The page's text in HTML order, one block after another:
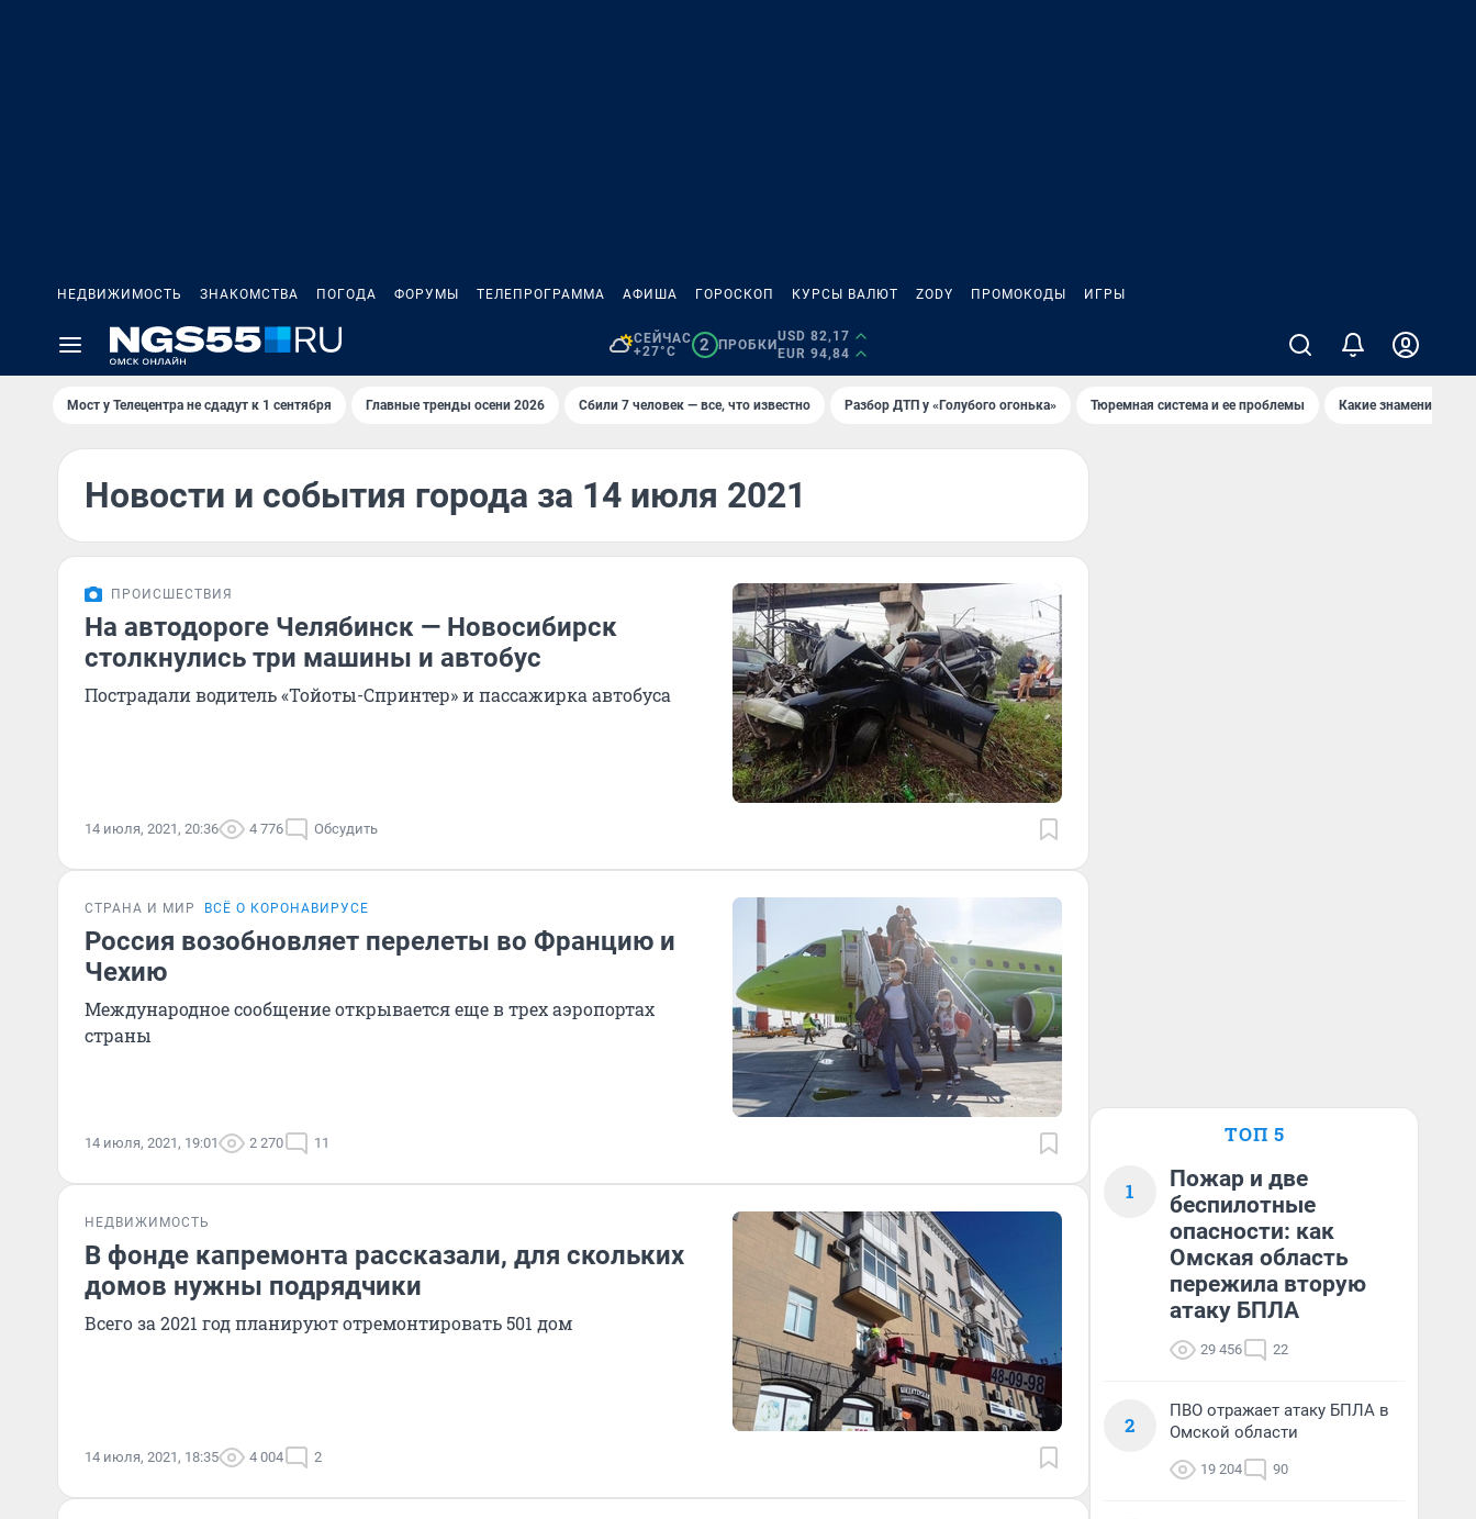
НЕДВИЖИМОСТЬ ЗНАКОМСТВА ПОГОДА ФОРУМЫ ТЕЛЕПРОГРАММА АФИША ГОРОСКОП КУРСЫ ВАЛЮТ ZODY ПРОМОКОДЫ ИГРЫ
СЕЙЧАС
+27°C
2 ПРОБКИ
USD 82,17
EUR 94,84
Мост у Телецентра не сдадут к 1 сентября Главные тренды осени 2026 Сбили 7 человек — все, что известно Разбор ДТП у «Голубого огонька» Тюремная система и ее проблемы Какие знаменитости
Новости и события города за 14 июля 2021
ПРОИСШЕСТВИЯ
На автодороге Челябинск — Новосибирск
столкнулись три машины и автобус
Пострадали водитель «Тойоты-Спринтер» и пассажирка автобуса
14 июля, 2021, 20:36 4 776 Обсудить
СТРАНА И МИР ВСЁ О КОРОНАВИРУСЕ
Россия возобновляет перелеты во Францию и
Чехию
Международное сообщение открывается еще в трех аэропортах
страны
14 июля, 2021, 19:01 2 270 11
НЕДВИЖИМОСТЬ
В фонде капремонта рассказали, для скольких
домов нужны подрядчики
Всего за 2021 год планируют отремонтировать 501 дом
14 июля, 2021, 18:35 4 004 2
ТОП 5
1
Пожар и две
беспилотные
опасности: как
Омская область
пережила вторую
атаку БПЛА
29 456 22
2
ПВО отражает атаку БПЛА в
Омской области
19 204 90